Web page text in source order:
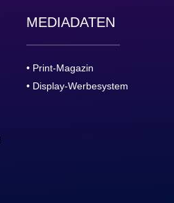
MEDIADATEN
• Print-Magazin
• Display-Werbesystem